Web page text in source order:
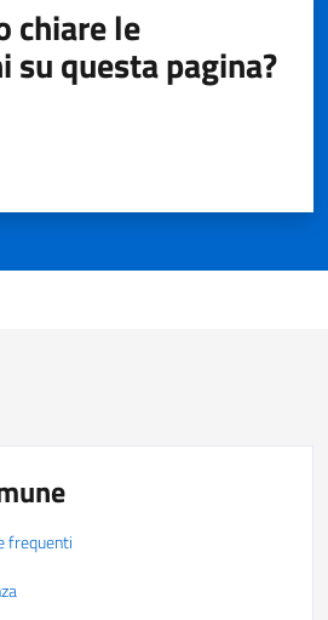
chiare le
questa pagina?
frequenti